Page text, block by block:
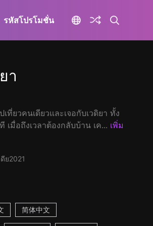
รหัสโปรโมชั่น
า
เที่ยวคนเดียวและเจอกับเวดิยา ทั้ง
มื่อถึงเวลาต้องกลับบ้าน เค... เพิ่ม
ย2021
简体中文